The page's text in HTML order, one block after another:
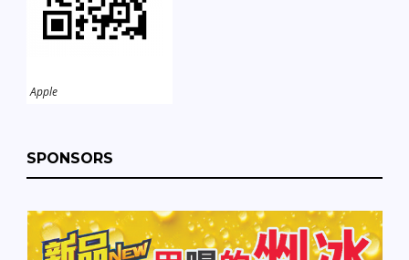
Apple
SPONSORS